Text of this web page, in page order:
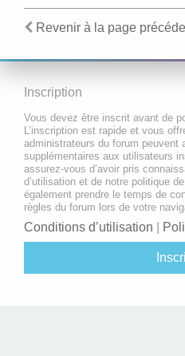
Revenir à la page
Inscription
Vous devez être inscrit avant de
L’inscription est rapide et vous
administrateurs du forum peuvent
supplémentaires aux utilisateurs
assurez-vous d’avoir pris
d’utilisation et de notre politique
également prendre le temps de
règles du forum lors de votre
Conditions d’utilisation